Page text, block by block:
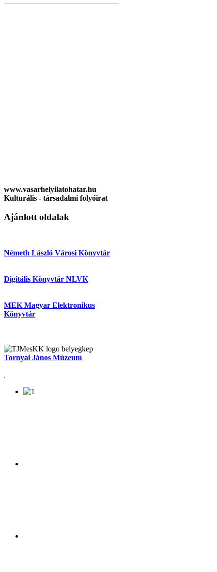
www.vasarhelyilatohatar.hu
Kulturális - társadalmi folyóirat
Ajánlott oldalak
Németh László Városi Könyvtár
Digitális Könyvtár NLVK
MEK Magyar Elektronikus
Könyvtár
Tornyai János Múzeum
.